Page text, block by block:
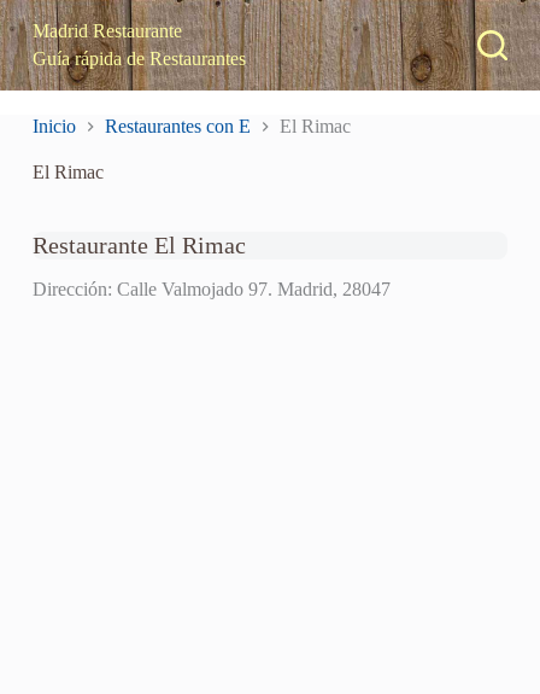
S
a
l
t
n
Madrid Restaurante
Guía rápida de Restaurantes
Inicio Restaurantes con E El Rimac
El Rimac
Restaurante El Rimac
Dirección: Calle Valmojado 97. Madrid, 28047